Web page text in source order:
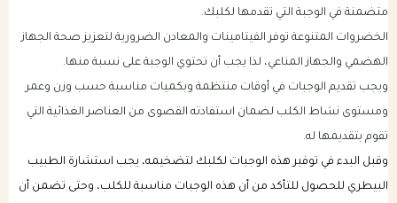
متضمنة في الوجبة التي تقدمها لكلبك.
الخضروات المتنوعة توفر الفيتامينات والمعادن الضرورية لتعزيز صحة الجهاز
الهضمي والجهاز المناعي، لذا يجب أن تحتوي الوجبة على نسبة منها.
ويجب تقديم الوجبات في أوقات منتظمة وبكميات مناسبة حسب وزن وعمر
ومستوى نشاط الكلب لضمان استفادته القصوى من العناصر الغذائية التي
تقوم بتقديمها له.
وقبل البدء في توفير هذه الوجبات لكلبك لتضخيمه، يجب استشارة الطبيب
البيطري للحصول للتأكد من أن هذه الوجبات مناسبة للكلب، وحتى تضمن أن